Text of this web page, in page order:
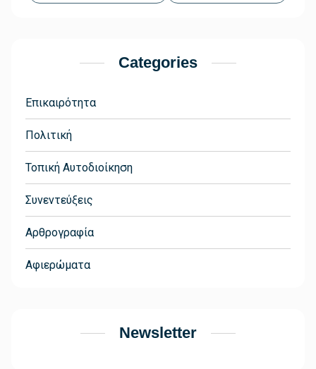
Categories
Επικαιρότητα
Πολιτική
Τοπική Αυτοδιοίκηση
Συνεντεύξεις
Αρθρογραφία
Αφιερώματα
Newsletter